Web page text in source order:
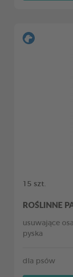
15 szt.
ROŚLINNE
usuwające
pyska
dla psów